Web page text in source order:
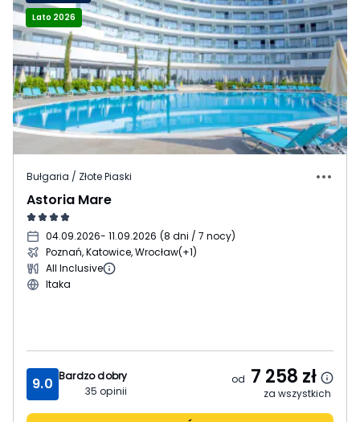
Lato 2026
Bułgaria / Złote Piaski
Astoria Mare
04.09.2026- 11.09.2026 (8 dni / 7 nocy)
Poznań, Katowice, Wrocław(+1)
All Inclusive
Itaka
9.0 Bardzo dobry
35 opinii
od 7 258 zł
za wszystkich